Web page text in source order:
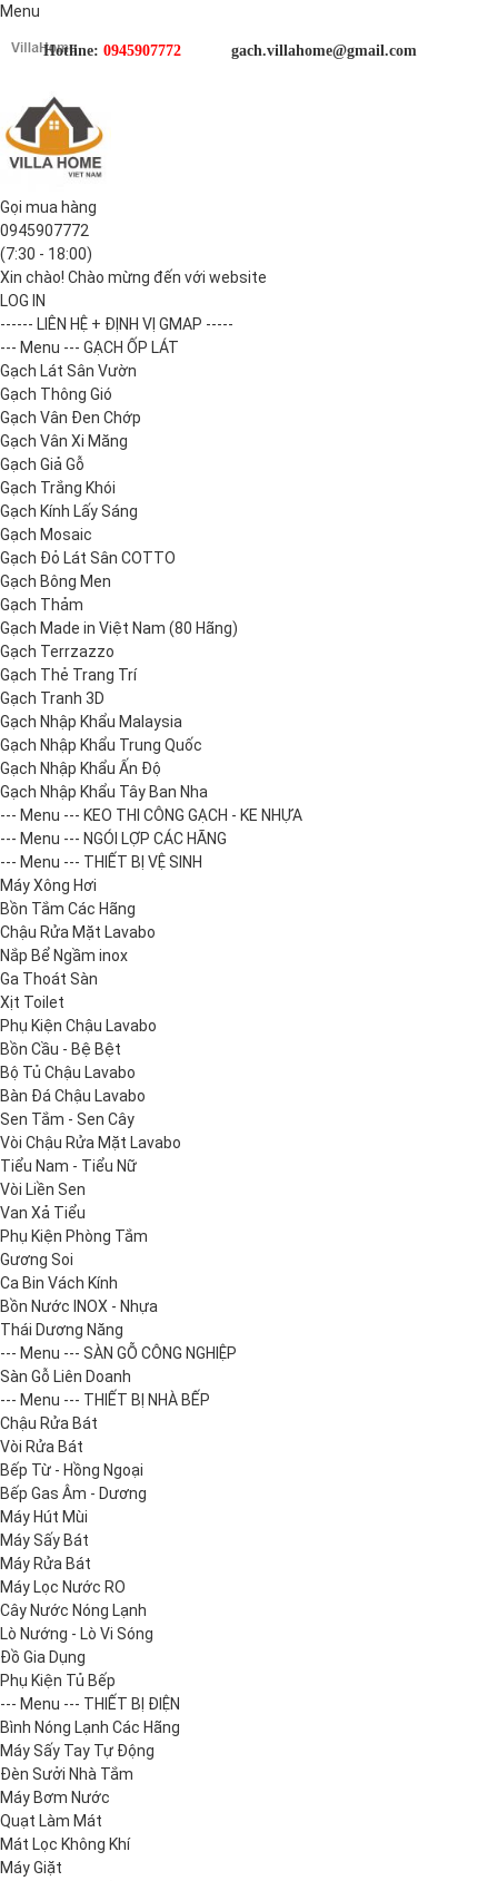
Menu
Hotline: 0945907772 gach.villahome@gmail.com
Gọi mua hàng
0945907772
(7:30 - 18:00)
Xin chào! Chào mừng đến với website
LOG IN
------ LIÊN HỆ + ĐỊNH VỊ GMAP -----
--- Menu --- GẠCH ỐP LÁT
Gạch Lát Sân Vườn
Gạch Thông Gió
Gạch Vân Đen Chớp
Gạch Vân Xi Măng
Gạch Giả Gỗ
Gạch Trắng Khói
Gạch Kính Lấy Sáng
Gạch Mosaic
Gạch Đỏ Lát Sân COTTO
Gạch Bông Men
Gạch Thảm
Gạch Made in Việt Nam (80 Hãng)
Gạch Terrzazzo
Gạch Thẻ Trang Trí
Gạch Tranh 3D
Gạch Nhập Khẩu Malaysia
Gạch Nhập Khẩu Trung Quốc
Gạch Nhập Khẩu Ấn Độ
Gạch Nhập Khẩu Tây Ban Nha
--- Menu --- KEO THI CÔNG GẠCH - KE NHỰA
--- Menu --- NGÓI LỢP CÁC HÃNG
--- Menu --- THIẾT BỊ VỆ SINH
Máy Xông Hơi
Bồn Tắm Các Hãng
Chậu Rửa Mặt Lavabo
Nắp Bể Ngầm inox
Ga Thoát Sàn
Xịt Toilet
Phụ Kiện Chậu Lavabo
Bồn Cầu - Bệ Bệt
Bộ Tủ Chậu Lavabo
Bàn Đá Chậu Lavabo
Sen Tắm - Sen Cây
Vòi Chậu Rửa Mặt Lavabo
Tiểu Nam - Tiểu Nữ
Vòi Liền Sen
Van Xả Tiểu
Phụ Kiện Phòng Tắm
Gương Soi
Ca Bin Vách Kính
Bồn Nước INOX - Nhựa
Thái Dương Năng
--- Menu --- SÀN GỖ CÔNG NGHIỆP
Sàn Gỗ Liên Doanh
--- Menu --- THIẾT BỊ NHÀ BẾP
Chậu Rửa Bát
Vòi Rửa Bát
Bếp Từ - Hồng Ngoại
Bếp Gas Âm - Dương
Máy Hút Mùi
Máy Sấy Bát
Máy Rửa Bát
Máy Lọc Nước RO
Cây Nước Nóng Lạnh
Lò Nướng - Lò Vi Sóng
Đồ Gia Dụng
Phụ Kiện Tủ Bếp
--- Menu --- THIẾT BỊ ĐIỆN
Bình Nóng Lạnh Các Hãng
Máy Sấy Tay Tự Động
Đèn Sưởi Nhà Tắm
Máy Bơm Nước
Quạt Làm Mát
Mát Lọc Không Khí
Máy Giặt